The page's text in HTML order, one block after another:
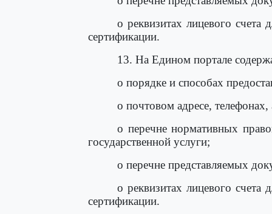
о реквизитах лицевого счета
сертификации.
13. На Едином портале
о порядке и способах
о почтовом адресе,
о перечне нормативных
государственной услуги;
о перечне представляемых
о реквизитах лицевого счета
сертификации.